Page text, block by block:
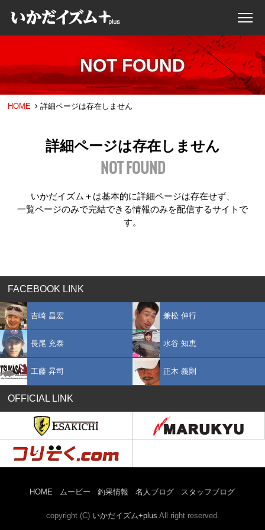
NOT FOUND
HOME 詳細ページは存在しません
詳細ページは存在しません
NOT FOUND
いかだイズム＋は基本的に詳細ページは存在せず、
一覧ページのみで完結できる情報のみを配信するサイトで
す。
FACEBOOK LINK
吉崎 昌宏 兼松 伸行
長尾 充泰 水谷 知恵
工藤 昇司 正木 義則
OFFICIAL LINK
HOME ムービー 釣果情報 名人ブログ スタッフブログ
copyright (C) いかだイズム+plus All right reserved.